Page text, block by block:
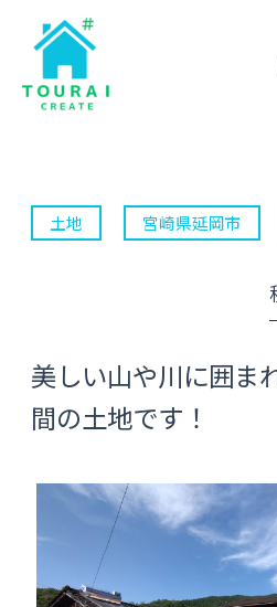
土地 宮崎県延岡市
美しい山や川に囲ま
間の土地です！